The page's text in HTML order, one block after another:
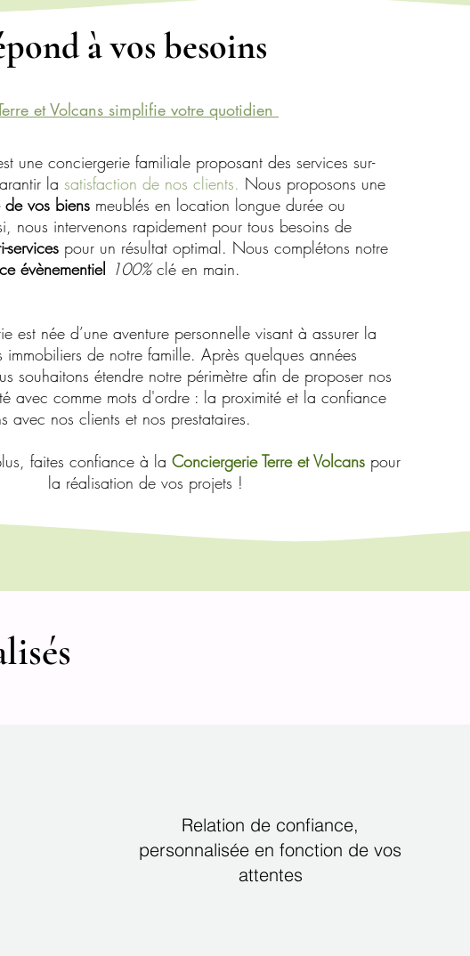
à vos besoins
et Volcans simplifie votre quotidien
une conciergerie familiale proposant des services sur-
la satisfaction de nos clients.​ Nous proposons une
vos biens meublés en location longue durée ou
nous intervenons rapidement pour tous besoins de
services pour un résultat optimal. Nous complétons notre
évènementiel 100%clé en main.
est née d’une aventure personnelle visant à assurer la
immobiliers de notre famille. Après quelques années
souhaitons étendre notre périmètre afin de proposer nos
avec comme mots d'ordre : la proximité et la confiance
avec nos clients et nos prestataires.
faites confiance à la Conciergerie Terre et Volcanspour
la réalisation de vos projets !
Relation de confiance,
personnalisée en fonction de vos
attentes